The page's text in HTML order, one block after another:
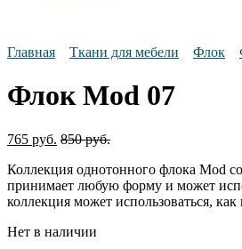
Главная Ткани для мебели Флок
Флок Mod 07
765 руб. 850руб.
Коллекция однотонного флока Mod
принимает любую форму и может
коллекция может использоваться,
Нет в наличии